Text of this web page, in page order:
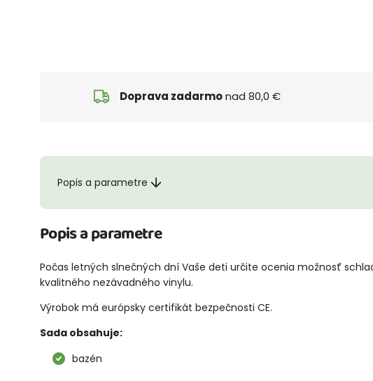
Doprava zadarmonad 80,0 €
Popis a parametre
Popis a parametre
Počas letných slnečných dní Vaše deti určite ocenia možnosť
kvalitného nezávadného vinylu.
Výrobok má európsky certifikát bezpečnosti CE.
Sada obsahuje:
bazén